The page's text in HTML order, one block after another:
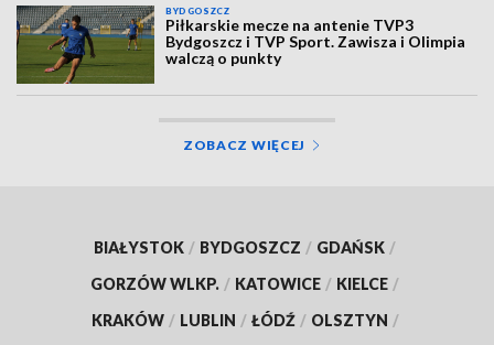
BYDGOSZCZ
Piłkarskie mecze na antenie TVP3
Bydgoszcz i TVP Sport. Zawisza i Olimpia
walczą o punkty
ZOBACZ WIĘCEJ
BIAŁYSTOK / BYDGOSZCZ / GDAŃSK /
GORZÓW WLKP. / KATOWICE / KIELCE /
KRAKÓW / LUBLIN / ŁÓDŹ / OLSZTYN /